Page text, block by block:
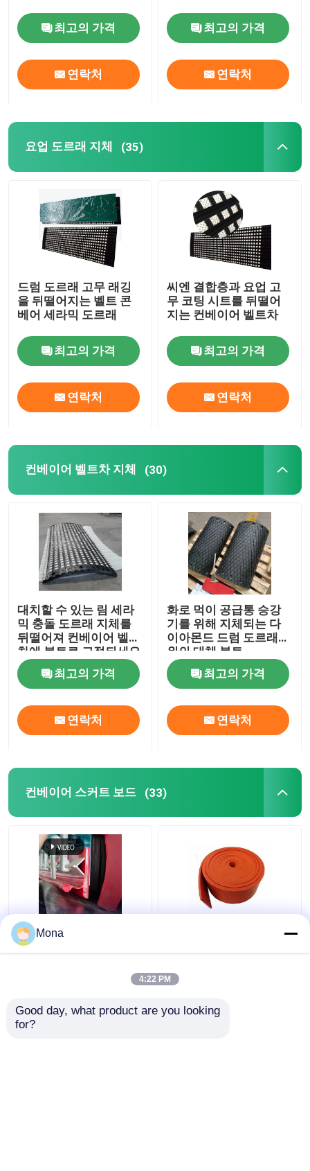
최고의 가격
연락처
최고의 가격
연락처
요업 도르래 지체 (35)
드럼 도르래 고무 래깅
을 뒤떨어지는 벨트 콘
베어 세라믹 도르래
최고의 가격
연락처
씨엔 결합층과 요업 고
무 코팅 시트를 뒤떨어
지는 컨베이어 벨트차
최고의 가격
연락처
컨베이어 벨트차 지체 (30)
대치할 수 있는 림 세라
믹 충돌 도르래 지체를
뒤떨어져 컨베이어 벨트
차에 볼트로 고정되세요
최고의 가격
연락처
화로 먹이 공급통 승강
기를 위해 지체되는 다
이아몬드 드럼 도르래
위의 대체 볼트
최고의 가격
연락처
컨베이어 스커트 보드 (33)
봉합 컨베이어 스커트
보드 이원적 실 Ｙ 타입
Mona
4:22 PM
Good day, what product are you looking
for?